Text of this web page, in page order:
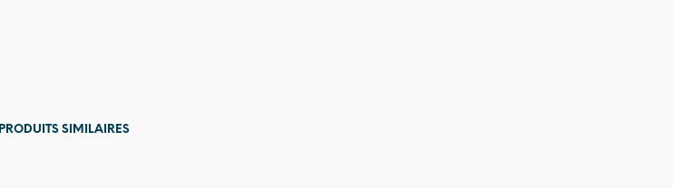
PRODUITS SIMILAIRES